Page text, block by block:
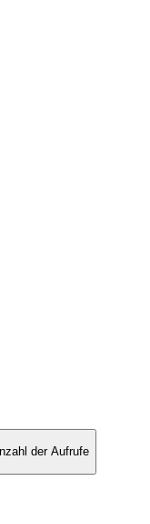
der Aufrufe